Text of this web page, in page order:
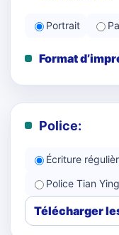
Portrait
Format
Police:
Écriture
Police Tian
Télécharger